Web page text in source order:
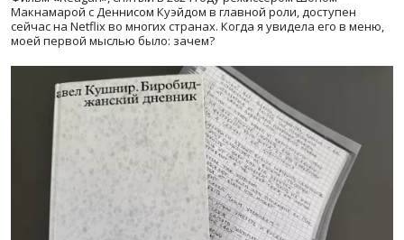
Макнамарой с Деннисом Куэйдом в главной роли, доступен
сейчас на Netflix во многих странах. Когда я увидела его в меню,
моей первой мыслью было: зачем?